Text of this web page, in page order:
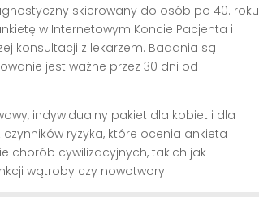
skierowany do osób po 40. roku
w Internetowym Koncie Pacjenta i
konsultacji z lekarzem. Badania są
jest ważne przez 30 dni od
indywidualny pakiet dla kobiet i dla
ryzyka, które ocenia ankieta
chorób cywilizacyjnych, takich jak
wątroby czy nowotwory.